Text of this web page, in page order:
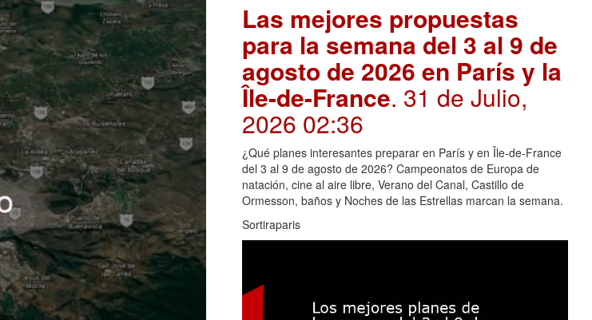
Las mejores propuestas
para la semana del 3 al 9 de
agosto de 2026 en París y la
Île-de-France. 31 de Julio,
2026 02:36
¿Qué planes interesantes preparar en París y en Île-de-France
del 3 al 9 de agosto de 2026? Campeonatos de Europa de
natación, cine al aire libre, Verano del Canal, Castillo de
Ormesson, baños y Noches de las Estrellas marcan la semana.
Sortiraparis